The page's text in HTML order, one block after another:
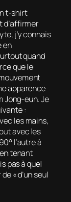
t-shirt
d’affirmer
j’y connais
en
quand
que le
apparence
Jong-eun. Je
:
les mains,
avec les
l’autre à
tenant
pas à quel
« d’un seul